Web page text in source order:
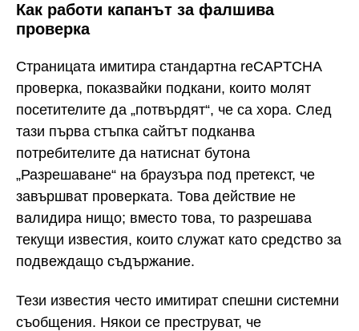
Как работи капанът за фалшива
проверка
Страницата имитира стандартна reCAPTCHA
проверка, показвайки подкани, които молят
посетителите да „потвърдят“, че са хора. След
тази първа стъпка сайтът подканва
потребителите да натиснат бутона
„Разрешаване“ на браузъра под претекст, че
завършват проверката. Това действие не
валидира нищо; вместо това, то разрешава
текущи известия, които служат като средство за
подвеждащо съдържание.
Тези известия често имитират спешни системни
съобщения. Някои се преструват, че